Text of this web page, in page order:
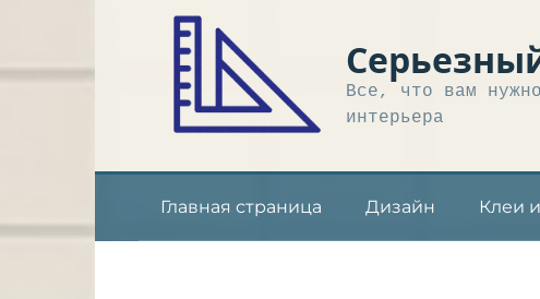
Все, что вам
интерьера
Главная страница Дизайн Клеи